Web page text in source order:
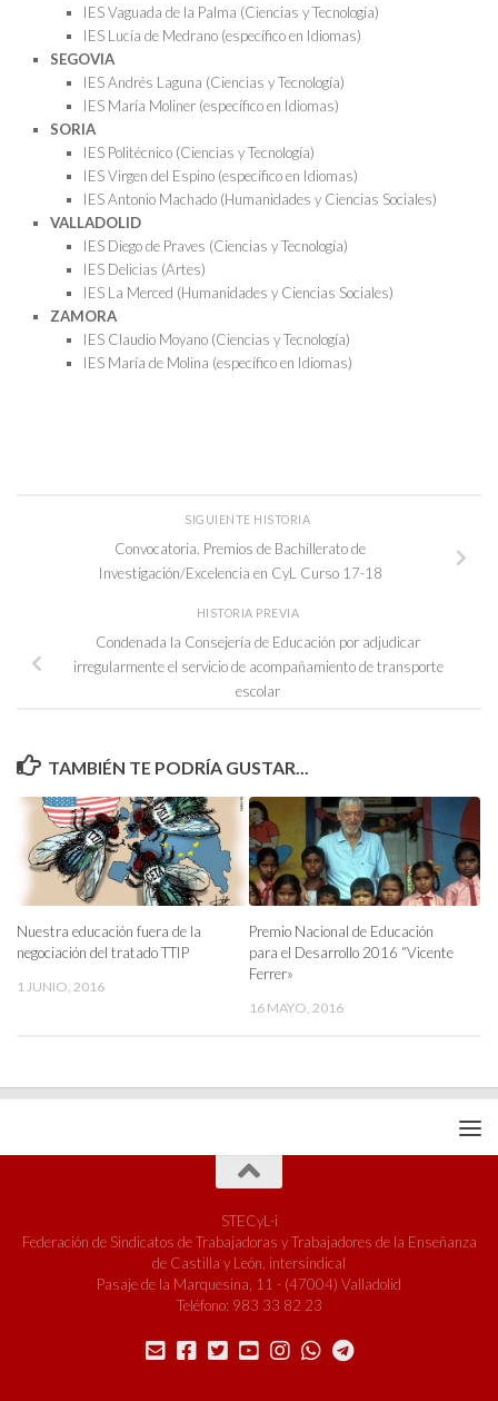
IES Vaguada de la Palma (Ciencias y Tecnología)
IES Lucía de Medrano (específico en Idiomas)
SEGOVIA
IES Andrés Laguna (Ciencias y Tecnología)
IES María Moliner (específico en Idiomas)
SORIA
IES Politécnico (Ciencias y Tecnología)
IES Virgen del Espino (específico en Idiomas)
IES Antonio Machado (Humanidades y Ciencias Sociales)
VALLADOLID
IES Diego de Praves (Ciencias y Tecnología)
IES Delicias (Artes)
IES La Merced (Humanidades y Ciencias Sociales)
ZAMORA
IES Claudio Moyano (Ciencias y Tecnología)
IES María de Molina (específico en Idiomas)
SIGUIENTE HISTORIA
Convocatoria. Premios de Bachillerato de
Investigación/Excelencia en CyL Curso 17-18
HISTORIA PREVIA
Condenada la Consejería de Educación por adjudicar
irregularmente el servicio de acompañamiento de transporte
escolar
TAMBIÉN TE PODRÍA GUSTAR...
Nuestra educación fuera de la
negociación del tratado TTIP
1 JUNIO, 2016
Premio Nacional de Educación
para el Desarrollo 2016 “Vicente
Ferrer»
16 MAYO, 2016
STECyL-i
Federación de Sindicatos de Trabajadoras y Trabajadores de la Enseñanza
de Castilla y León, intersindical
Pasaje de la Marquesina, 11 - (47004) Valladolid
Teléfono: 983 33 82 23